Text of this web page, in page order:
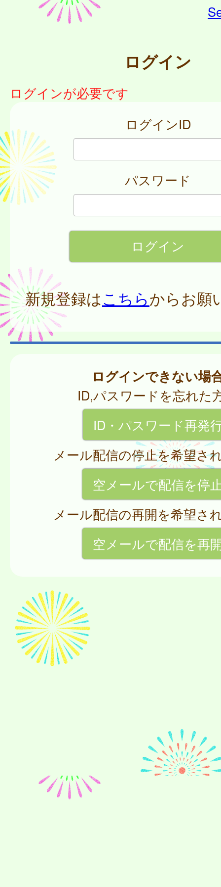
ログイン
ログインが必要です
ログインID
パスワード
新規登録はこちらからお願
ログインできない場
ID,パスワードを忘れた
ID・パスワード再発
メール配信の停止を希望さ
空メールで配信を停
メール配信の再開を希望さ
空メールで配信を再